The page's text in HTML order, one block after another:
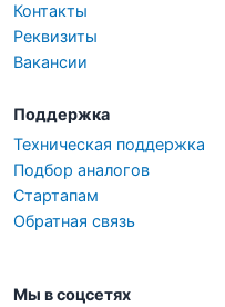
Контакты
Реквизиты
Вакансии
Поддержка
Техническая поддержка
Подбор аналогов
Стартапам
Обратная связь
Мы в соцсетях